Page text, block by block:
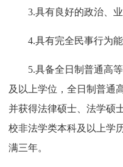
3.具有良好的政治、
4.具有完全民事行为能
5.具备全日制普通高
及以上学位，全日制普通
并获得法律硕士、法学硕
校非法学类本科及以上学
满三年。